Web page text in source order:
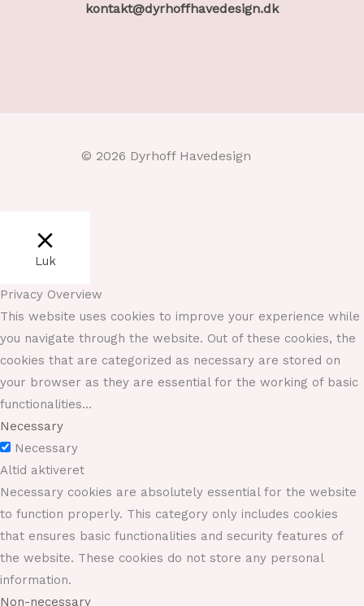
kontakt@dyrhoffhavedesign.dk
© 2026 Dyrhoff Havedesign
Luk
Privacy Overview
This website uses cookies to improve your experience while
you navigate through the website. Out of these cookies, the
cookies that are categorized as necessary are stored on
your browser as they are essential for the working of basic
functionalities...
Necessary
Necessary
Altid aktiveret
Necessary cookies are absolutely essential for the website
to function properly. This category only includes cookies
that ensures basic functionalities and security features of
the website. These cookies do not store any personal
information.
Non-necessary